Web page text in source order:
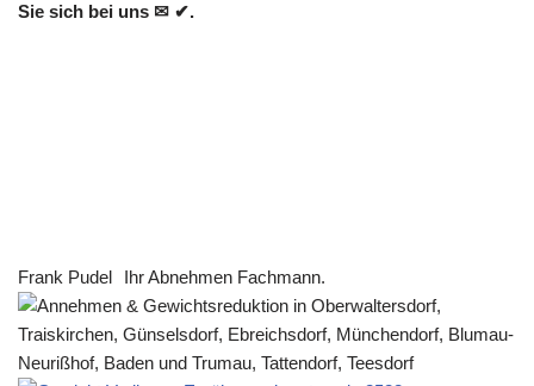
Sie sich bei uns ✉ ✔.
Frank Pudel Ihr Abnehmen Fachmann.